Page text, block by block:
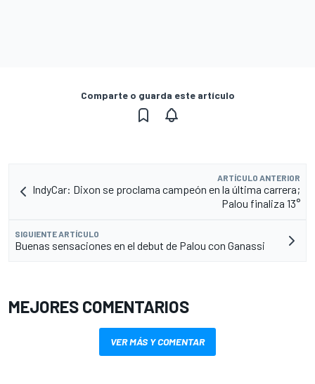
Comparte o guarda este artículo
ARTÍCULO ANTERIOR
IndyCar: Dixon se proclama campeón en la última carrera;
Palou finaliza 13°
SIGUIENTE ARTÍCULO
Buenas sensaciones en el debut de Palou con Ganassi
MEJORES COMENTARIOS
VER MÁS Y COMENTAR